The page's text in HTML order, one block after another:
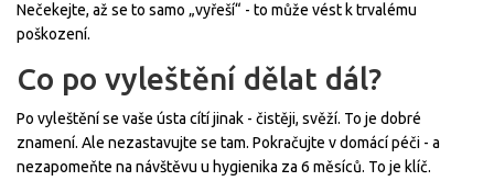
Nečekejte, až se to samo „vyřeší“ - to může vést k trvalému
poškození.
Co po vyleštění dělat dál?
Po vyleštění se vaše ústa cítí jinak - čistěji, svěží. To je dobré
znamení. Ale nezastavujte se tam. Pokračujte v domácí péči - a
nezapomeňte na návštěvu u hygienika za 6 měsíců. To je klíč.